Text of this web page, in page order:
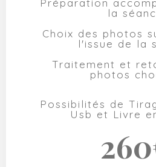
Préparation
la
Choix des photos
l'issue de la
Traitement et
photos
Possibilités de
Usb et Livre